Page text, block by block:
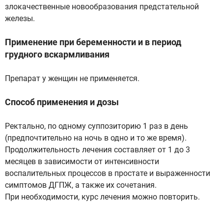
злокачественные новообразования предстательной
железы.
Применение при беременности и в период
грудного вскармливания
Препарат у женщин не применяется.
Способ применения и дозы
Ректально, по одному суппозиторию 1 раз в день
(предпочтительно на ночь в одно и то же время).
Продолжительность лечения составляет от 1 до 3
месяцев в зависимости от интенсивности
воспалительных процессов в простате и выраженности
симптомов ДГПЖ, а также их сочетания.
При необходимости, курс лечения можно повторить.